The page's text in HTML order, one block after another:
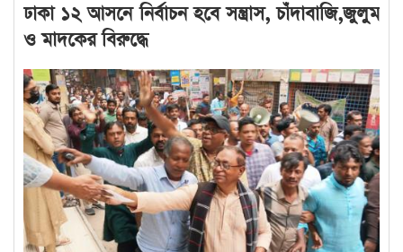
ঢাকা ১২ আসনে নির্বাচন হবে সন্ত্রাস, চাঁদাবাজি,জুলুম
ও মাদকের বিরুদ্ধে